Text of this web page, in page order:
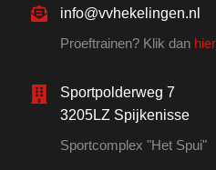
info@vvhekelingen.nl
Proeftrainen? Klik dan hier
Sportpolderweg 7
3205LZ Spijkenisse
Sportcomplex "Het Spui"